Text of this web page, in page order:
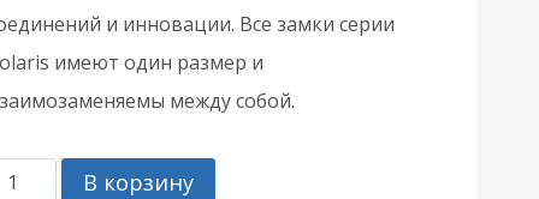
и инновации. Все замки серии
имеют один размер и
между собой.
КоличествоВ корзину